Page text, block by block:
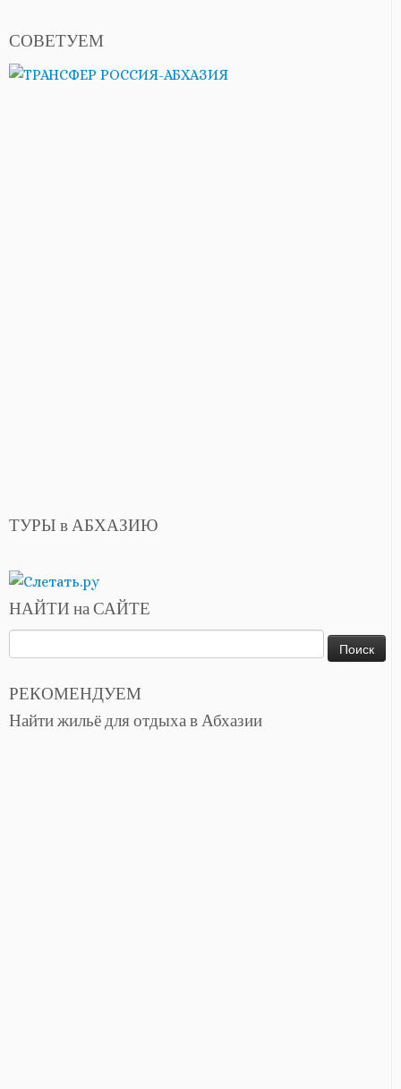
СОВЕТУЕМ
ТУРЫ в АБХАЗИЮ
НАЙТИ на САЙТЕ
РЕКОМЕНДУЕМ
Найти жильё для отдыха в Абхазии